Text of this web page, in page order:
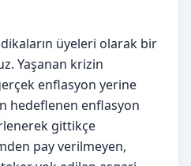
üyeleri olarak bir
Yaşanan krizin
enflasyon yerine
hedeflenen enflasyon
gittikçe
pay verilmeyen,